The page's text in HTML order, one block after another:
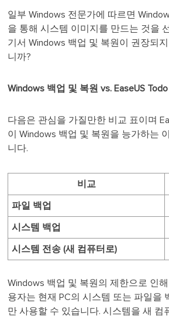
일부 Windows 전문가에 따르면
을 통해 시스템 이미지를 만드는 것을
기서 Windows 백업 및 복원이 권장되
니까?
Windows 백업 및 복원 vs. EaseUS Todo
다음은 관심을 가질만한 비교 표이며
이 Windows 백업 및 복원을 능가하는
니다.
비교
파일 백업
시스템 백업
시스템 전송 (새 컴퓨터로)
Windows 백업 및 복원의 제한으로 인
용자는 현재 PC의 시스템 또는 파일을
만 사용할 수 있습니다. 시스템을 새 컴